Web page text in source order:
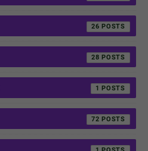
26
28
1
72